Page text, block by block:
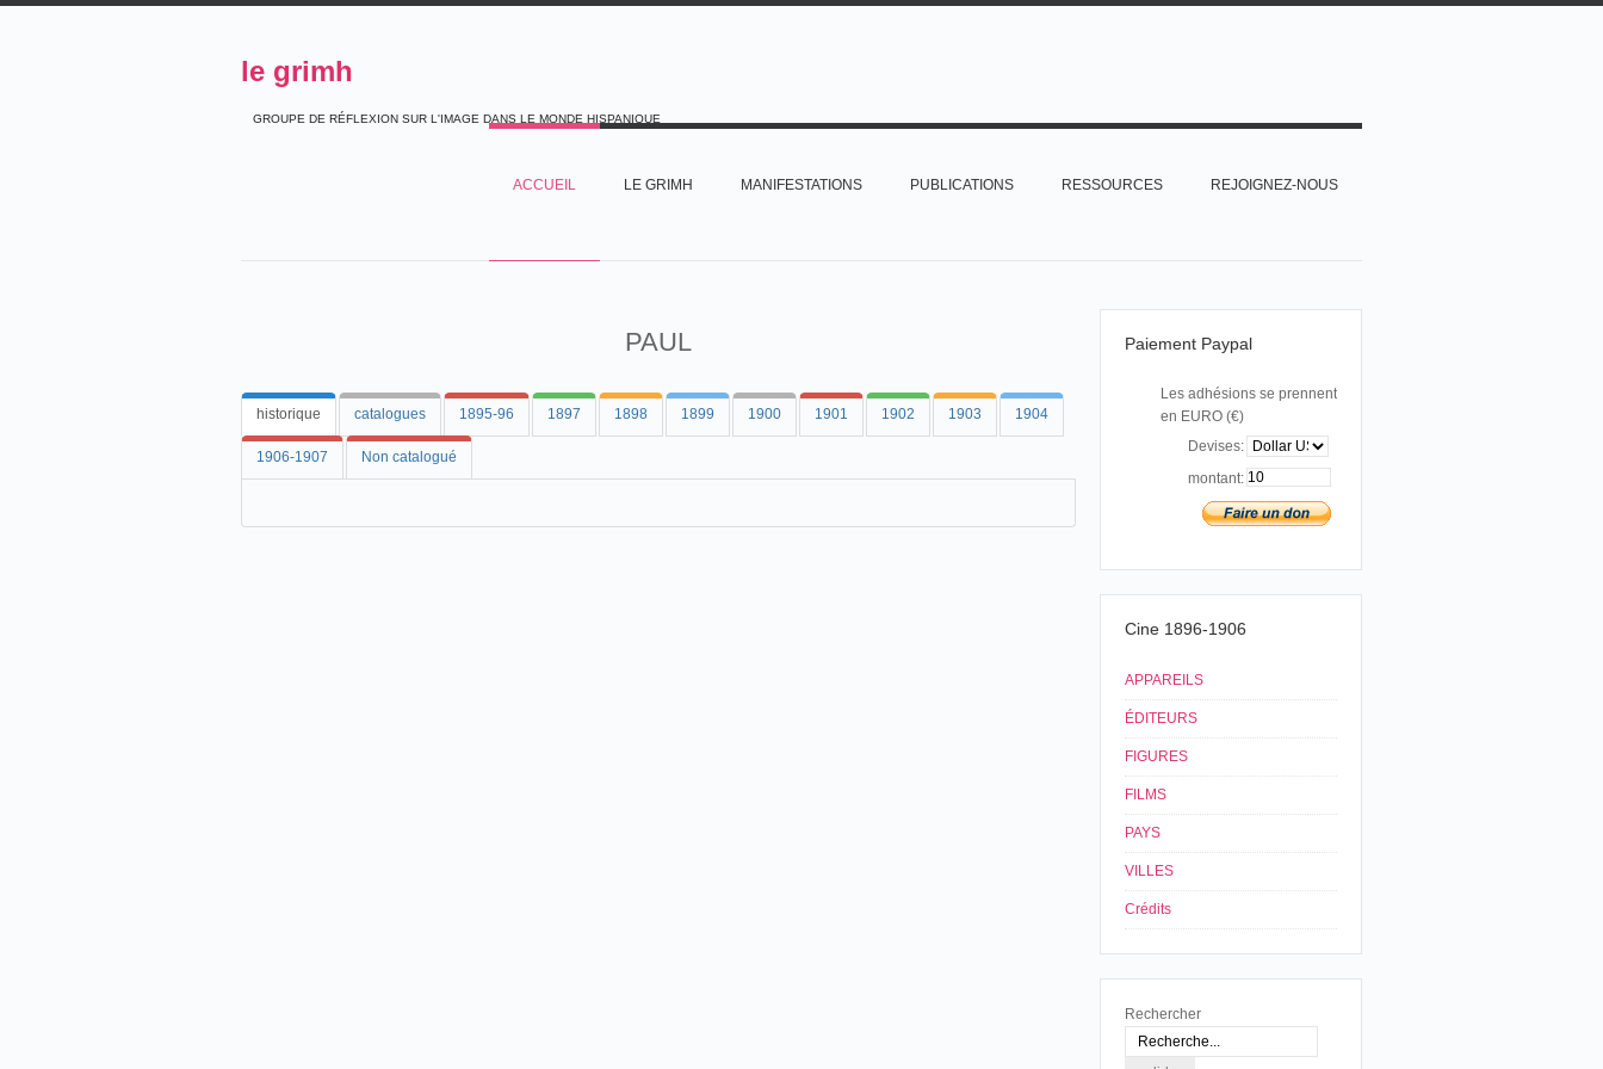
le grimh
GROUPE DE RÉFLEXION SUR L'IMAGE DANS LE MONDE HISPANIQUE
ACCUEIL LE GRIMH MANIFESTATIONS PUBLICATIONS RESSOURCES REJOIGNEZ-NOUS
PAUL
historique catalogues 1895-96 1897 1898 1899 1900 1901 1902 1903 1904
1906-1907 Non catalogué
Paiement Paypal
Les adhésions se prennent
en EURO (€)
Devises:
montant:
Cine 1896-1906
APPAREILS
ÉDITEURS
FIGURES
FILMS
PAYS
VILLES
Crédits
Rechercher